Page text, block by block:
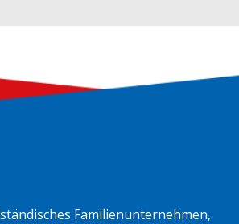
Familienunternehmen,